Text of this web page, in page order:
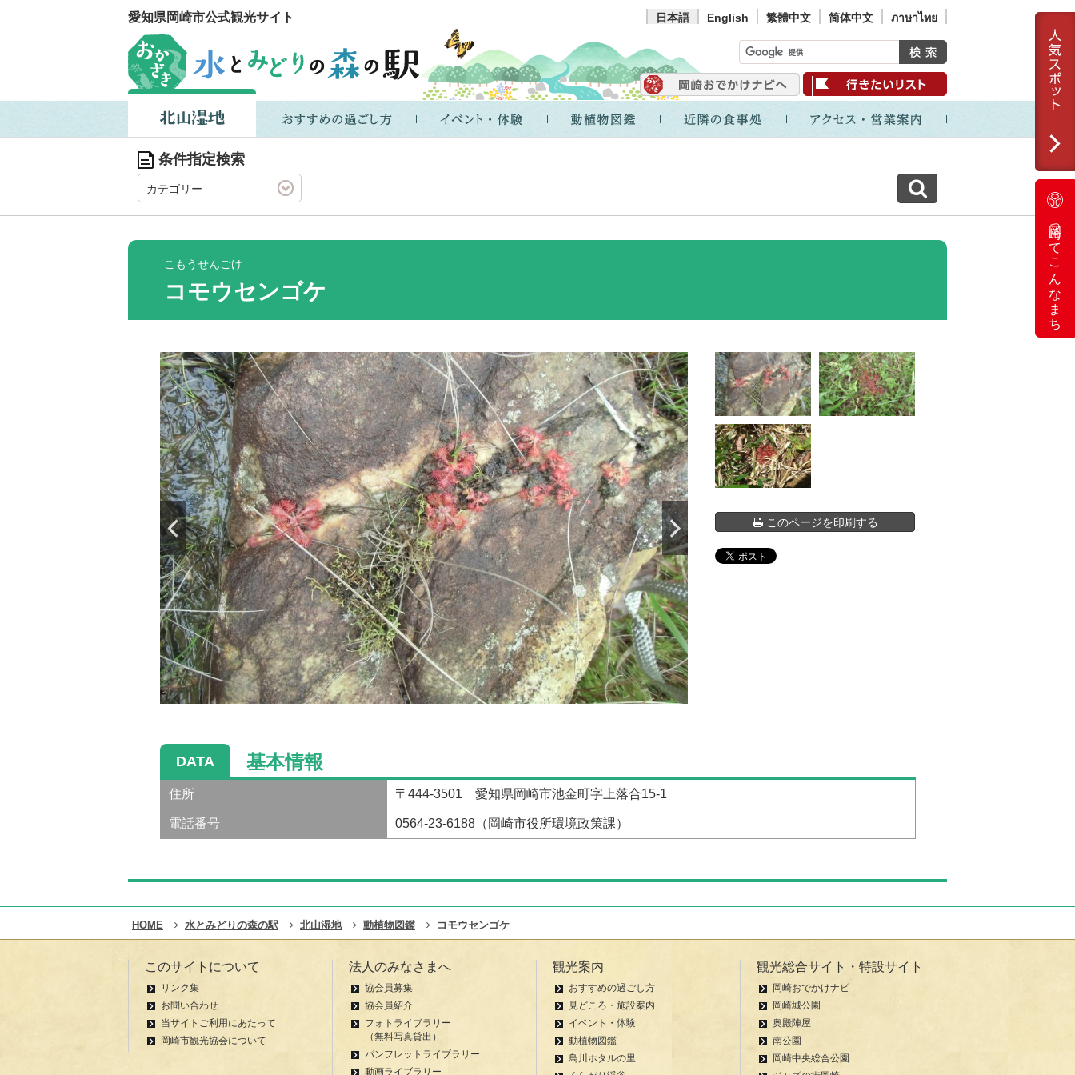
愛知県岡崎市公式観光サイト 日本語 English 繁體中文 简体中文 ภาษาไทย
岡崎ってこんなまち
条件指定検索
カテゴリー
こもうせんごけ
コモウセンゴケ
このページを印刷する
DATA 基本情報
住所 〒444-3501 愛知県岡崎市池金町字上落合15-1
電話番号 0564-23-6188（岡崎市役所環境政策課）
HOME 水とみどりの森の駅 北山湿地 動植物図鑑 コモウセンゴケ
このサイトについて
リンク集
お問い合わせ
当サイトご利用にあたって
岡崎市観光協会について
法人のみなさまへ
協会員募集
協会員紹介
フォトライブラリー
（無料写真貸出）
パンフレットライブラリー
動画ライブラリー
観光案内
おすすめの過ごし方
見どころ・施設案内
イベント・体験
動植物図鑑
鳥川ホタルの里
観光総合サイト・特設サイト
岡崎おでかけナビ
岡崎城公園
奥殿陣屋
南公園
岡崎中央総合公園